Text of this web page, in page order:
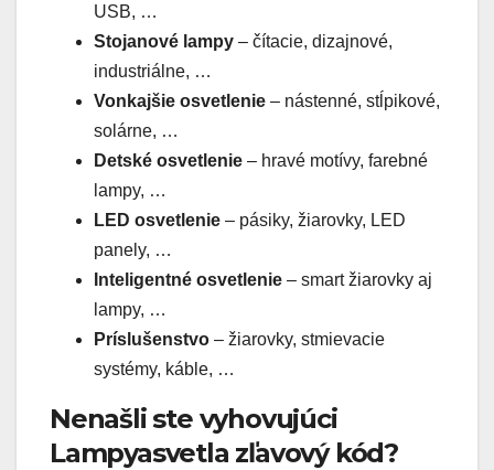
USB, …
Stojanové lampy – čítacie, dizajnové,
industriálne, …
Vonkajšie osvetlenie – nástenné, stĺpikové,
solárne, …
Detské osvetlenie – hravé motívy, farebné
lampy, …
LED osvetlenie – pásiky, žiarovky, LED
panely, …
Inteligentné osvetlenie – smart žiarovky aj
lampy, …
Príslušenstvo – žiarovky, stmievacie
systémy, káble, …
Nenašli ste vyhovujúci
Lampyasvetla zľavový kód?